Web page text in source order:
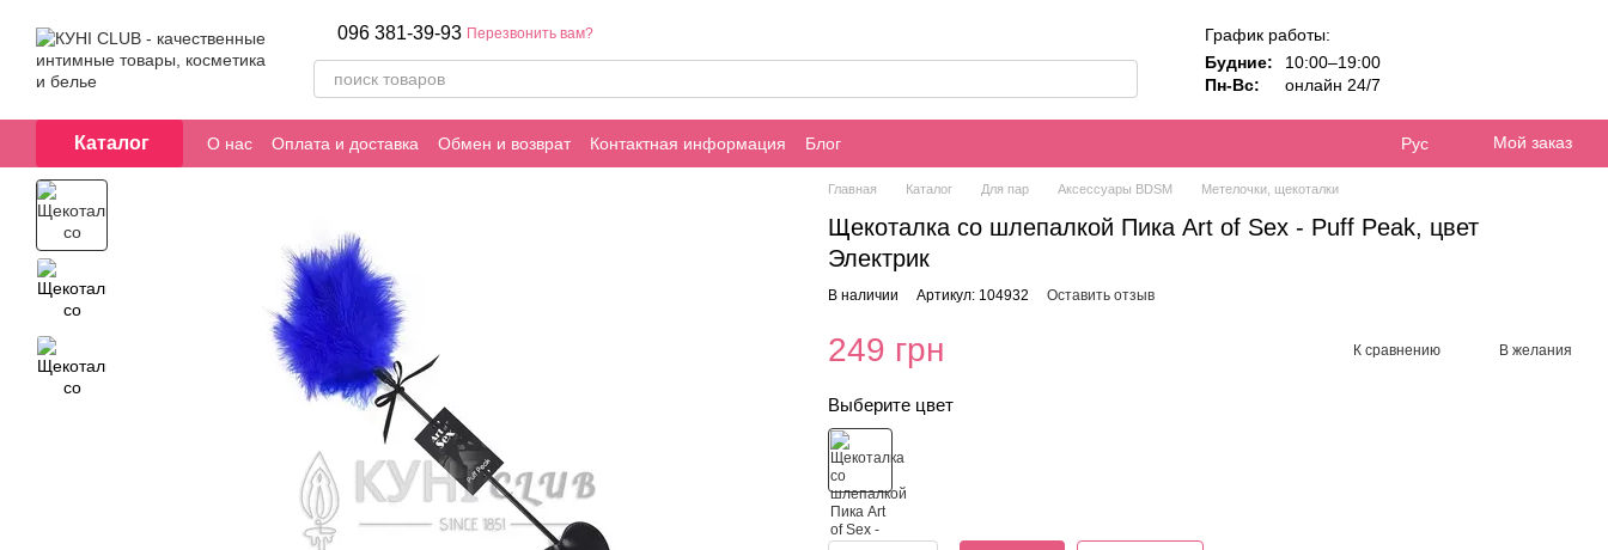
096 381-39-93 Перезвонить вам?
График работы:
Будние:
10:00–19:00
Пн-Вс:
онлайн 24/7
Каталог О нас Оплата и доставка Обмен и возврат Контактная информация Блог Рус Мой заказ
Главная Каталог Для пар Аксессуары BDSM Метелочки, щекоталки
Щекоталка со шлепалкой Пика Art of Sex - Puff Peak, цвет
Электрик
В наличии Артикул: 104932 Оставить отзыв
249 грн К сравнению В желания
Выберите цвет